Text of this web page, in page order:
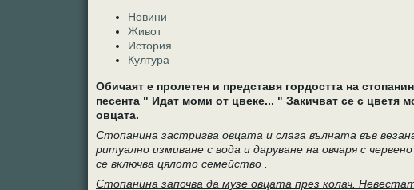
Новини
Живот
История
Култура
Обичаят е пролетен и представя гордостта на
песента " Идат моми от цвеке... " Закичват се с цветя
овцата.
Стопанина застригва овцата и слага вълната във
ритуално измиване с вода и даруване на овчаря с
се включва цялото семейство .
Стопанина започва да музе овцата през колач.